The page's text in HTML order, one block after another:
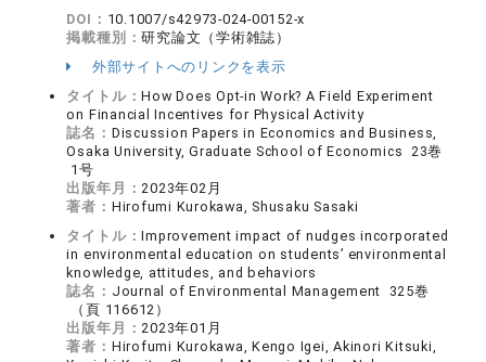
DOI： 10.1007/s42973-024-00152-x
掲載種別：研究論文（学術雑誌）
外部サイトへのリンクを表示
タイトル：How Does Opt-in Work? A Field Experiment
on Financial Incentives for Physical Activity
誌名： Discussion Papers in Economics and Business,
Osaka University, Graduate School of Economics 23巻
1号
出版年月：2023年02月
著者： Hirofumi Kurokawa, Shusaku Sasaki
タイトル：Improvement impact of nudges incorporated
in environmental education on students’ environmental
knowledge, attitudes, and behaviors
誌名： Journal of Environmental Management 325巻
（頁 116612）
出版年月：2023年01月
著者： Hirofumi Kurokawa, Kengo Igei, Akinori Kitsuki,